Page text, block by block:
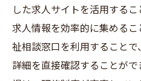
した求人サイトを活用する
求人情報を効率的に集める
祉相談窓口を利用すること
詳細を直接確認することが